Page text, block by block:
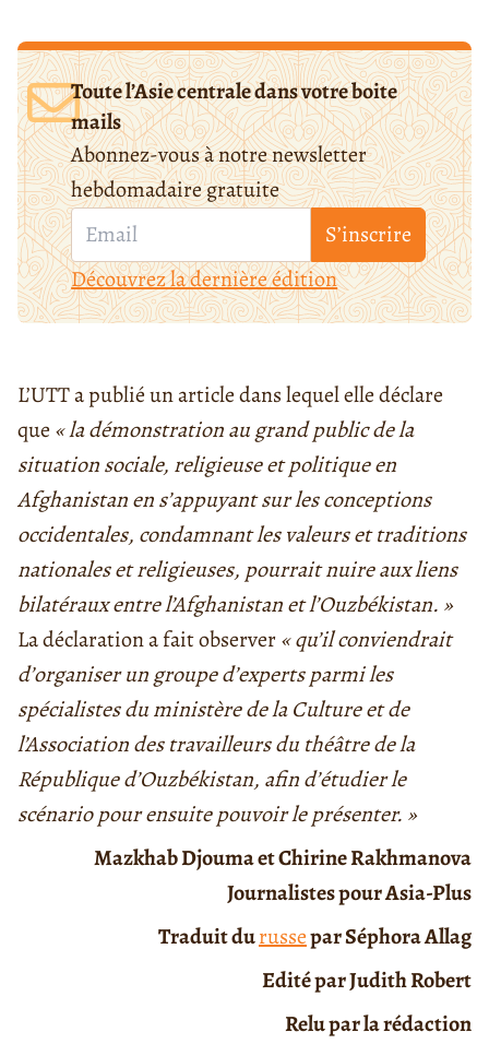
Toute l’Asie centrale dans votre boite
mails
Abonnez-vous à notre newsletter
hebdomadaire gratuite
S’inscrire
Découvrez la dernière édition
L’UTT a publié un article dans lequel elle déclare
que « la démonstration au grand public de la
situation sociale, religieuse et politique en
Afghanistan en s’appuyant sur les conceptions
occidentales, condamnant les valeurs et traditions
nationales et religieuses, pourrait nuire aux liens
bilatéraux entre l’Afghanistan et l’Ouzbékistan. »
La déclaration a fait observer« qu’il conviendrait
d’organiser un groupe d’experts parmi les
spécialistes du ministère de la Culture et de
l’Association des travailleurs du théâtre de la
République d’Ouzbékistan, afin d’étudier le
scénario pour ensuite pouvoir le présenter. »
Mazkhab Djouma et Chirine Rakhmanova
Journalistes pour Asia-Plus
Traduit durussepar Séphora Allag
Edité par Judith Robert
Relu par la rédaction